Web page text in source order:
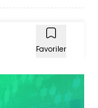
Favoriler